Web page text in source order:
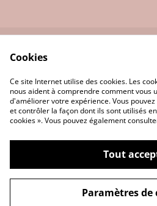
Politique de cookies
©2026Les Bougies d'Or
Cookies
Ce site Internet utilise des cookies. Les
nous aident à comprendre comment vous
d'améliorer votre expérience. Vous
et contrôler la façon dont ils sont utilisés
cookies ». Vous pouvez également
Tout
Paramètres de